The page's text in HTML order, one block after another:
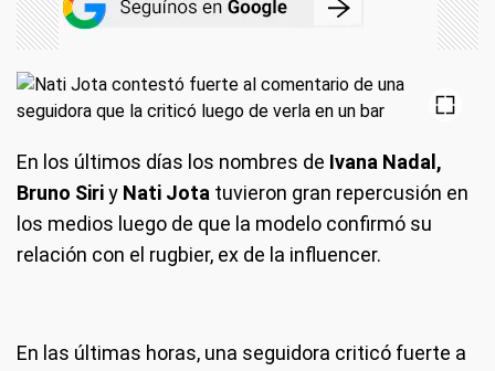
En los últimos días los nombres de Ivana Nadal,
Bruno Siriy Nati Jota tuvieron gran repercusión en
los medios luego de que la modelo confirmó su
relación con el rugbier, ex de la influencer.
En las últimas horas, una seguidora criticó fuerte a